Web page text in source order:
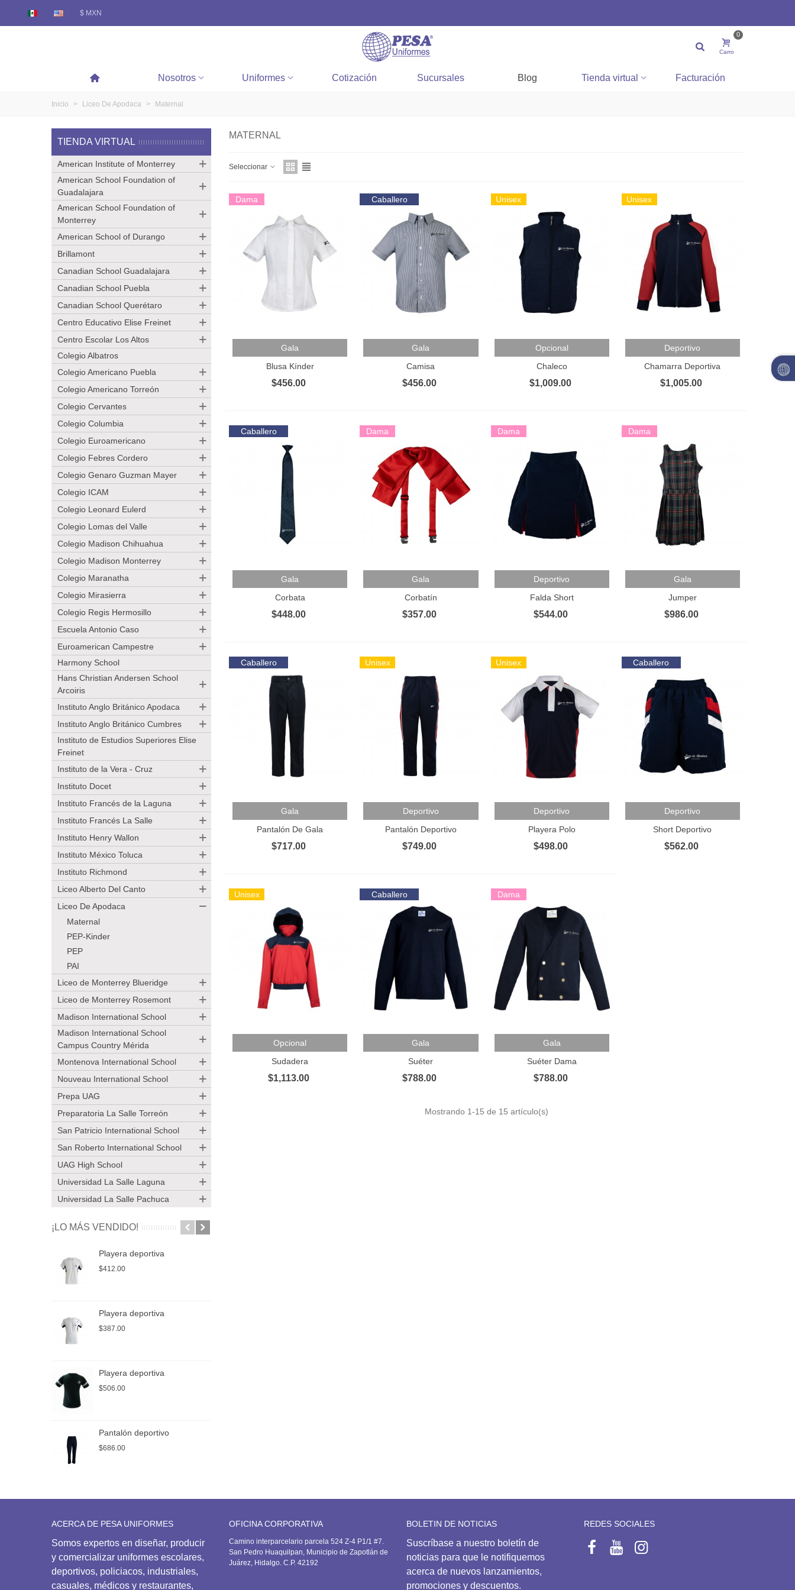
$ MXN
Carro
0
Nosotros Uniformes Cotización Sucursales Blog Tienda virtual Facturación
Inicio > Liceo De Apodaca > Maternal
TIENDA VIRTUAL
American Institute of Monterrey
American School Foundation of
Guadalajara
American School Foundation of
Monterrey
American School of Durango
Brillamont
Canadian School Guadalajara
Canadian School Puebla
Canadian School Querétaro
Centro Educativo Elise Freinet
Centro Escolar Los Altos
Colegio Albatros
Colegio Americano Puebla
Colegio Americano Torreón
Colegio Cervantes
Colegio Columbia
Colegio Euroamericano
Colegio Febres Cordero
Colegio Genaro Guzman Mayer
Colegio ICAM
Colegio Leonard Eulerd
Colegio Lomas del Valle
Colegio Madison Chihuahua
Colegio Madison Monterrey
Colegio Maranatha
Colegio Mirasierra
Colegio Regis Hermosillo
Escuela Antonio Caso
Euroamerican Campestre
Harmony School
Hans Christian Andersen School
Arcoiris
Instituto Anglo Británico Apodaca
Instituto Anglo Británico Cumbres
Instituto de Estudios Superiores Elise
Freinet
Instituto de la Vera - Cruz
Instituto Docet
Instituto Francés de la Laguna
Instituto Francés La Salle
Instituto Henry Wallon
Instituto México Toluca
Instituto Richmond
Liceo Alberto Del Canto
Liceo De Apodaca
Maternal
PEP-Kinder
PEP
PAI
Liceo de Monterrey Blueridge
Liceo de Monterrey Rosemont
Madison International School
Madison International School
Campus Country Mérida
Montenova International School
Nouveau International School
Prepa UAG
Preparatoria La Salle Torreón
San Patricio International School
San Roberto International School
UAG High School
Universidad La Salle Laguna
Universidad La Salle Pachuca
¡LO MÁS VENDIDO!
Playera deportiva
$412.00
Playera deportiva
$387.00
Playera deportiva
$506.00
Pantalón deportivo
$686.00
MATERNAL
Seleccionar
Dama
Añadir Al Carrito
Gala
Blusa Kínder
$456.00
Caballero
Añadir Al Carrito
Gala
Camisa
$456.00
Unisex
Añadir Al Carrito
Opcional
Chaleco
$1,009.00
Unisex
Añadir Al Carrito
Deportivo
Chamarra Deportiva
$1,005.00
Caballero
Añadir Al Carrito
Gala
Corbata
$448.00
Dama
Añadir Al Carrito
Gala
Corbatín
$357.00
Dama
Añadir Al Carrito
Deportivo
Falda Short
$544.00
Dama
Añadir Al Carrito
Gala
Jumper
$986.00
Caballero
Añadir Al Carrito
Gala
Pantalón De Gala
$717.00
Unisex
Añadir Al Carrito
Deportivo
Pantalón Deportivo
$749.00
Unisex
Añadir Al Carrito
Deportivo
Playera Polo
$498.00
Caballero
Añadir Al Carrito
Deportivo
Short Deportivo
$562.00
Unisex
Añadir Al Carrito
Opcional
Sudadera
$1,113.00
Caballero
Añadir Al Carrito
Gala
Suéter
$788.00
Dama
Añadir Al Carrito
Gala
Suéter Dama
$788.00
Mostrando 1-15 de 15 artículo(s)
ACERCA DE PESA UNIFORMES
Somos expertos en diseñar, producir
y comercializar uniformes escolares,
deportivos, policiacos, industriales,
casuales, médicos y restaurantes,
OFICINA CORPORATIVA
Camino interparcelario parcela 524 Z-4 P1/1 #7.
San Pedro Huaquilpan, Municipio de Zapotlán de
Juárez, Hidalgo. C.P. 42192
REDES SOCIALES
BOLETIN DE NOTICIAS
Suscríbase a nuestro boletín de
noticias para que le notifiquemos
acerca de nuevos lanzamientos,
promociones y descuentos.